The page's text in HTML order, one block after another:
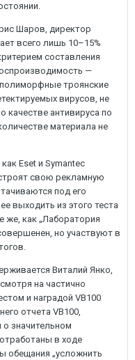
Шаров, директор
всего лишь 10–15%
составления
—
троянские
вирусов, не
качестве антивируса по
материала не
Eset и Symantec
свою рекламную
под его
выходить из этого теста
же, как „Лаборатория
но участвуют в
Виталий Янко,
на частично
и наградой VB100
отчета VB100,
о значительном
в ходе
обещания „усложнить